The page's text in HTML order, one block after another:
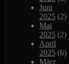
Juni
2025 (2)
Mai
2025 (2)
April
2025 (6)
März